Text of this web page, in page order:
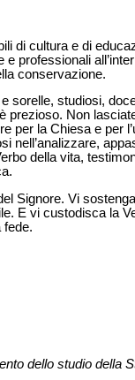
di cultura e di
professionali
conservazione.
sorelle, studiosi,
Non
per la Chiesa e per
nell’analizzare,
della vita,
Signore. Vi
E vi custodisca la
fede.
dello studio della